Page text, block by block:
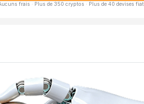
frais · Plus de 350 cryptos · Plus de 40 devises fiat